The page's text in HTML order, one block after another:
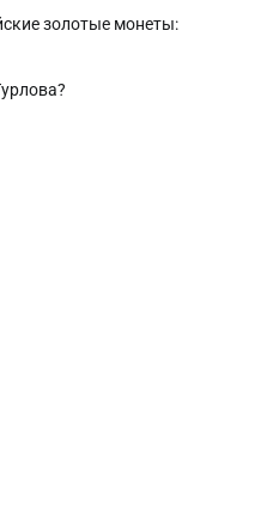
золотые монеты: